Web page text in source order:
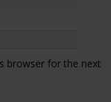
browser for the next